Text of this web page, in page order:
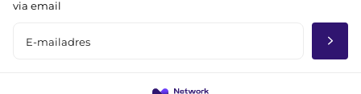
via email